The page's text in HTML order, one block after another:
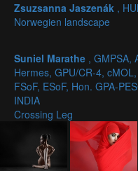
Zsuzsanna Jaszenák ,
Norwegien landscape
Suniel Marathe , GMPSA,
Hermes, GPU/CR-4,
FSoF, ESoF, Hon. GPA-
INDIA
Crossing Leg